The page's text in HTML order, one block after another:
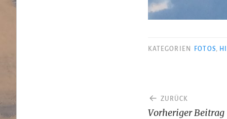
KATEGORIEN FOTOS,
ZURÜCK
Vorheriger Beitrag